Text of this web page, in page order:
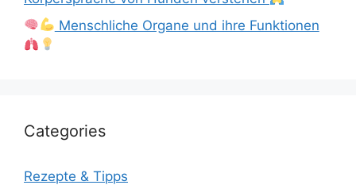
Menschliche Organe und ihre Funktionen
Categories
Rezepte & Tipps